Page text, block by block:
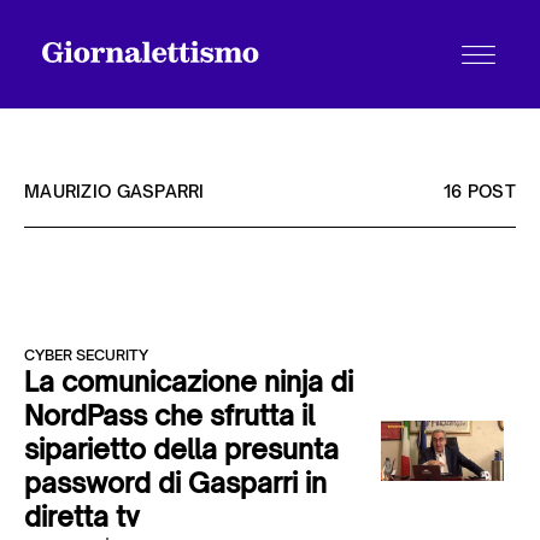
Chi siamo
Contatti
MAURIZIO GASPARRI 16 POST
CYBER SECURITY
La comunicazione ninja di
NordPass che sfrutta il
siparietto della presunta
password di Gasparri in
diretta tv